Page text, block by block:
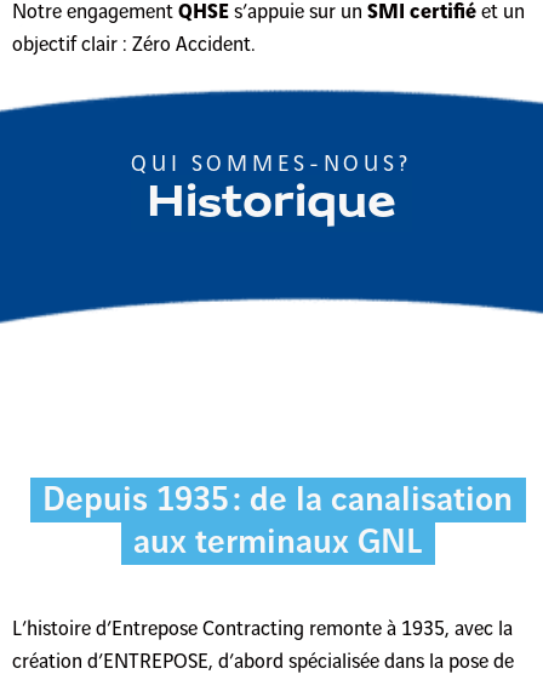
Notre engagement QHSE s’appuie sur un SMI certifié et un
objectif clair : Zéro Accident.
QUI SOMMES-NOUS?
Historique
Depuis 1935 : de la canalisation
aux terminaux GNL
L’histoire d’Entrepose Contracting remonte à 1935, avec la
création d’ENTREPOSE, d’abord spécialisée dans la pose de